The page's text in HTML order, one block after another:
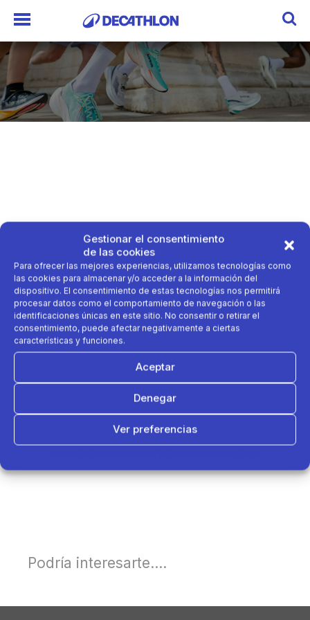
Gestionar el consentimiento
de las cookies
Para ofrecer las mejores experiencias, utilizamos tecnologías como
las cookies para almacenar y/o acceder a la información del
dispositivo. El consentimiento de estas tecnologías nos permitirá
procesar datos como el comportamiento de navegación o las
identificaciones únicas en este sitio. No consentir o retirar el
consentimiento, puede afectar negativamente a ciertas
características y funciones.
Aceptar
Denegar
Ver preferencias
Podría interesarte....